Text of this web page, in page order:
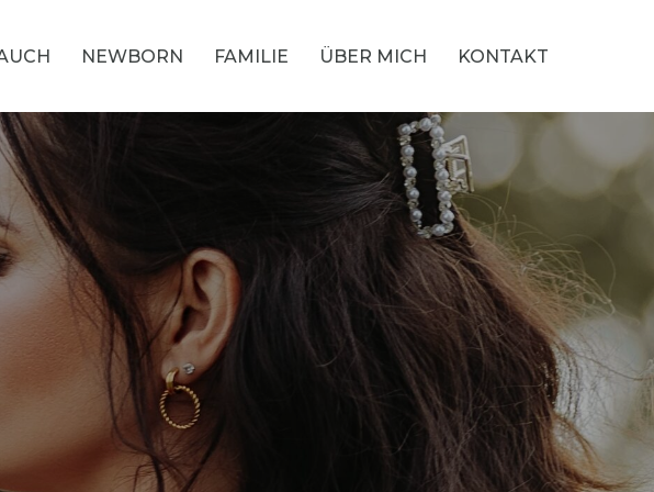
NEWBORN FAMILIE ÜBER MICH KONTAKT